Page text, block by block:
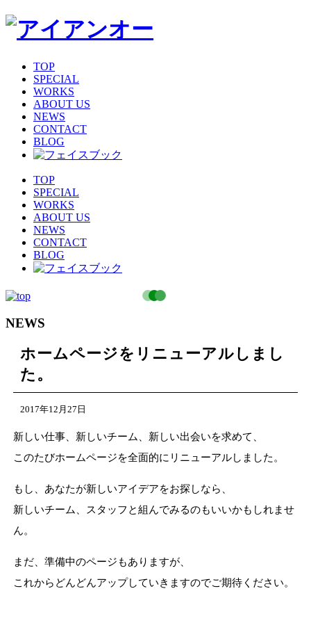
TOP
SPECIAL
WORKS
ABOUT US
NEWS
CONTACT
BLOG
TOP
SPECIAL
WORKS
ABOUT US
NEWS
CONTACT
BLOG
NEWS
ホームページをリニューアルしまし
た。
2017年12月27日
新しい仕事、新しいチーム、新しい出会いを求めて、
このたびホームページを全面的にリニューアルしました。
もし、あなたが新しいアイデアをお探しなら、
新しいチーム、スタッフと組んでみるのもいいかもしれませ
ん。
まだ、準備中のページもありますが、
これからどんどんアップしていきますのでご期待ください。